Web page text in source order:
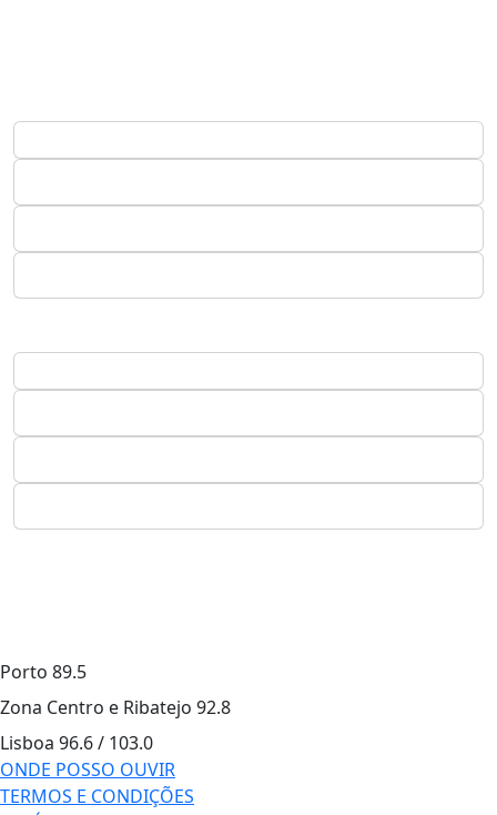
Porto 89.5
Zona Centro e Ribatejo 92.8
Lisboa 96.6 / 103.0
ONDE POSSO OUVIR
TERMOS E CONDIÇÕES